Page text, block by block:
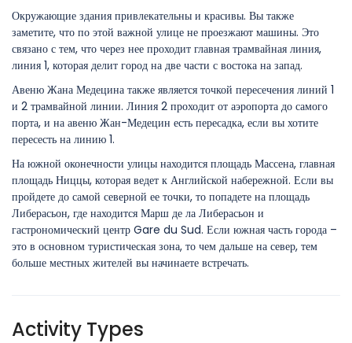
Окружающие здания привлекательны и красивы. Вы также
заметите, что по этой важной улице не проезжают машины. Это
связано с тем, что через нее проходит главная трамвайная линия,
линия 1, которая делит город на две части с востока на запад.
Авеню Жана Медецина также является точкой пересечения линий 1
и 2 трамвайной линии. Линия 2 проходит от аэропорта до самого
порта, и на авеню Жан-Медецин есть пересадка, если вы хотите
пересесть на линию 1.
На южной оконечности улицы находится площадь Массена, главная
площадь Ниццы, которая ведет к Английской набережной. Если вы
пройдете до самой северной ее точки, то попадете на площадь
Либерасьон, где находится Марш де ла Либерасьон и
гастрономический центр Gare du Sud. Если южная часть города –
это в основном туристическая зона, то чем дальше на север, тем
больше местных жителей вы начинаете встречать.
Activity Types